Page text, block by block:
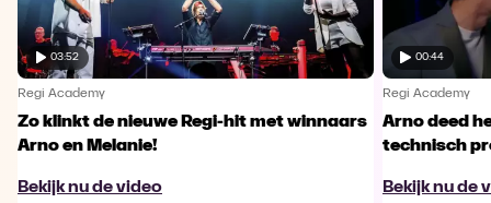
03:52
Regi Academy
Zo klinkt de nieuwe Regi-hit met winnaars
Arno en Melanie!
Bekijk nu de video
00:44
Regi Academy
Arno deed
technisch
Bekijk nu de